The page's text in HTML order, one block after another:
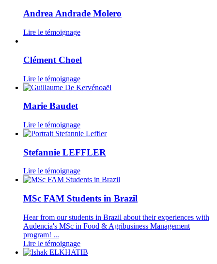
Andrea Andrade Molero
Lire le témoignage
Clément Choel
Lire le témoignage
Marie Baudet
Lire le témoignage
Stefannie LEFFLER
Lire le témoignage
MSc FAM Students in Brazil
Hear from our students in Brazil about their experiences with
Audencia's MSc in Food & Agribusiness Management
program! ...
Lire le témoignage